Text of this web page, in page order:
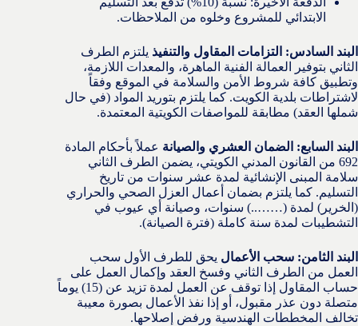
الابتدائي للمشروع وخلوه من الملاحظات.
البند السادس: التزامات المقاول والتنفيذ يلتزم الطرف
الثاني بتوفير العمالة الفنية الماهرة، والمعدات اللازمة،
وتطبيق كافة شروط الأمن والسلامة في الموقع وفقاً
لاشتراطات بلدية الكويت. كما يلتزم بتوريد المواد (في حال
شملها العقد) مطابقة للمواصفات الكويتية المعتمدة.
البند السابع: الضمان العشري والصيانة عملاً بأحكام المادة
692 من القانون المدني الكويتي، يضمن الطرف الثاني
سلامة المبنى الإنشائية لمدة عشر سنوات من تاريخ
التسليم. كما يلتزم بضمان أعمال العزل الصحي والحراري
(الخرير) لمدة (……..) سنوات، وصيانة أي عيوب في
التشطيبات لمدة سنة كاملة (فترة الصيانة).
البند الثامن: سحب الأعمال يحق للطرف الأول سحب
العمل من الطرف الثاني وفسخ العقد وإكمال العمل على
حساب المقاول إذا توقف عن العمل لمدة تزيد عن (15) يوماً
متصلة دون عذر مقبول، أو إذا نفذ الأعمال بصورة معيبة
تخالف المخططات الهندسية ورفض إصلاحها.